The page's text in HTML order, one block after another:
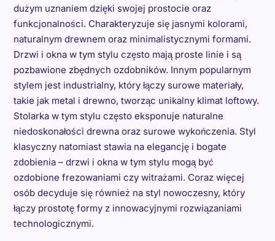
dużym uznaniem dzięki swojej prostocie oraz
funkcjonalności. Charakteryzuje się jasnymi kolorami,
naturalnym drewnem oraz minimalistycznymi formami.
Drzwi i okna w tym stylu często mają proste linie i są
pozbawione zbędnych ozdobników. Innym popularnym
stylem jest industrialny, który łączy surowe materiały,
takie jak metal i drewno, tworząc unikalny klimat loftowy.
Stolarka w tym stylu często eksponuje naturalne
niedoskonałości drewna oraz surowe wykończenia. Styl
klasyczny natomiast stawia na elegancję i bogate
zdobienia – drzwi i okna w tym stylu mogą być
ozdobione frezowaniami czy witrażami. Coraz więcej
osób decyduje się również na styl nowoczesny, który
łączy prostotę formy z innowacyjnymi rozwiązaniami
technologicznymi.